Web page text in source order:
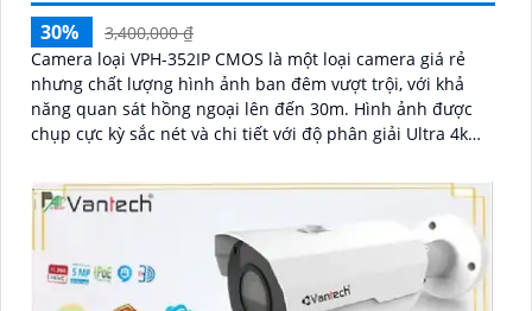
30%
3,400,000 ₫
Camera loại VPH-352IP CMOS là một loại camera giá rẻ
nhưng chất lượng hình ảnh ban đêm vượt trội, với khả
năng quan sát hồng ngoại lên đến 30m. Hình ảnh được
chụp cực kỳ sắc nét và chi tiết với độ phân giải Ultra 4k